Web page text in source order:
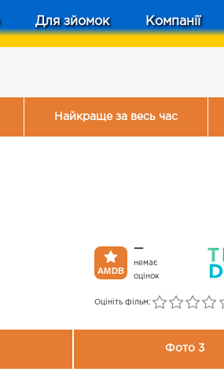
Для зйомок Компанії
Найкраще за весь час
—
немає
оцінок
Оцініть фільм:
Фото 3